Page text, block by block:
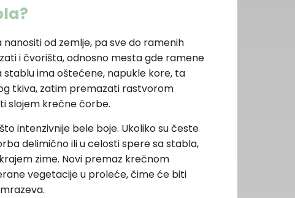
od zemlje, pa sve do ramenih
i čvorišta, odnosno mesta gde ramene
stablu ima oštećene, napukle kore, ta
tkiva, zatim premazati rastvorom
slojem krečne čorbe.
intenzivnije bele boje. Ukoliko su česte
delimično ili u celosti spere sa stabla,
zime. Novi premaz krečnom
vegetacije u proleće, čime će biti